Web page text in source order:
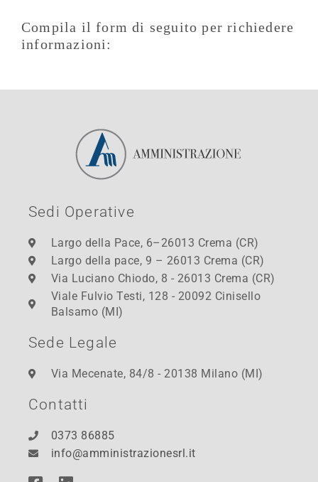
Compila il form di seguito per richiedere
informazioni:
Sedi Operative
Largo della Pace, 6–26013 Crema (CR)
Largo della pace, 9 – 26013 Crema (CR)
Via Luciano Chiodo, 8 - 26013 Crema (CR)
Viale Fulvio Testi, 128 - 20092 Cinisello
Balsamo (MI)
Sede Legale
Via Mecenate, 84/8 - 20138 Milano (MI)
Contatti
0373 86885
info@amministrazionesrl.it